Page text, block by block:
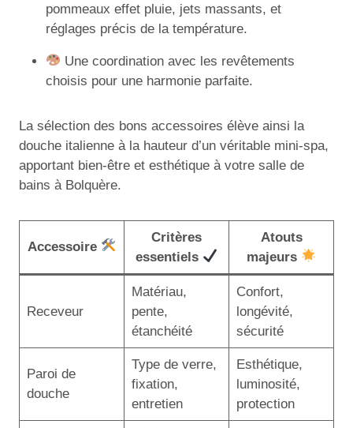
pommeaux effet pluie, jets massants, et
réglages précis de la température.
Une coordination avec les revêtements
choisis pour une harmonie parfaite.
La sélection des bons accessoires élève ainsi la
douche italienne à la hauteur d’un véritable mini-spa,
apportant bien-être et esthétique à votre salle de
bains à Bolquère.
Accessoire
Critères
essentiels
Atouts
majeurs
Receveur
Matériau,
pente,
étanchéité
Confort,
longévité,
sécurité
Paroi de
douche
Type de verre,
fixation,
entretien
Esthétique,
luminosité,
protection